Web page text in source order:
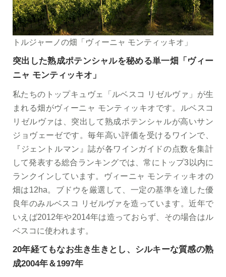
トルジャーノの畑「ヴィーニャ モンティッキオ」
突出した熟成ポテンシャルを秘める単一畑「ヴィー
ニャ モンティッキオ」
私たちのトップキュヴェ「ルベスコ リゼルヴァ」が生
まれる畑がヴィーニャ モンティッキオです。ルベスコ
リゼルヴァは、突出して熟成ポテンシャルが高いサン
ジョヴェーゼです。毎年高い評価を受けるワインで、
『ジェントルマン』誌が各ワインガイドの点数を集計
して発表する総合ランキングでは、常にトップ3以内に
ランクインしています。ヴィーニャ モンティッキオの
畑は12ha。ブドウを厳選して、一定の基準を達した優
良年のみルベスコ リゼルヴァを造っています。近年で
いえば2012年や2014年は造っておらず、その場合はル
ベスコに使われます。
20年経てもなお生き生きとし、シルキーな質感の熟
成2004年＆1997年